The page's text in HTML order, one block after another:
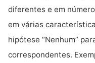
diferentes e em
em várias
hipótese “Nenhum”
correspondentes.